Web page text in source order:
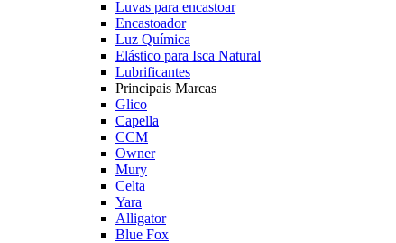
Luvas para encastoar
Encastoador
Luz Química
Elástico para Isca Natural
Lubrificantes
Principais Marcas
Glico
Capella
CCM
Owner
Mury
Celta
Yara
Alligator
Blue Fox